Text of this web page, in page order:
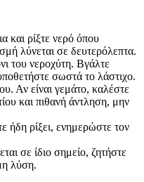
και ρίξτε νερό όπου
λύνεται σε δευτερόλεπτα.
του νεροχύτη. Βγάλτε
σωστά το λάστιχο.
Αν είναι γεμάτο, καλέστε
και πιθανή άντληση, μην
ήδη ρίξει, ενημερώστε τον
σε ίδιο σημείο, ζητήστε
λύση.